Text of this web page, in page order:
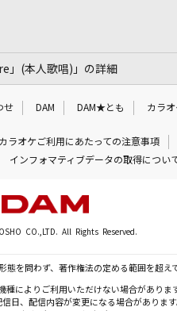
」(本人歌唱)」の詳細
せ DAM DAM★とも カラオ
カラオケご利用にあたっての注意事項
インフォマティブデータの取得につい
CO.,LTD. All Rights Reserved.
を問わず、著作権法の定める範囲を超え
種によりご利用いただけない場合がありま
日、配信内容が変更になる場合があります